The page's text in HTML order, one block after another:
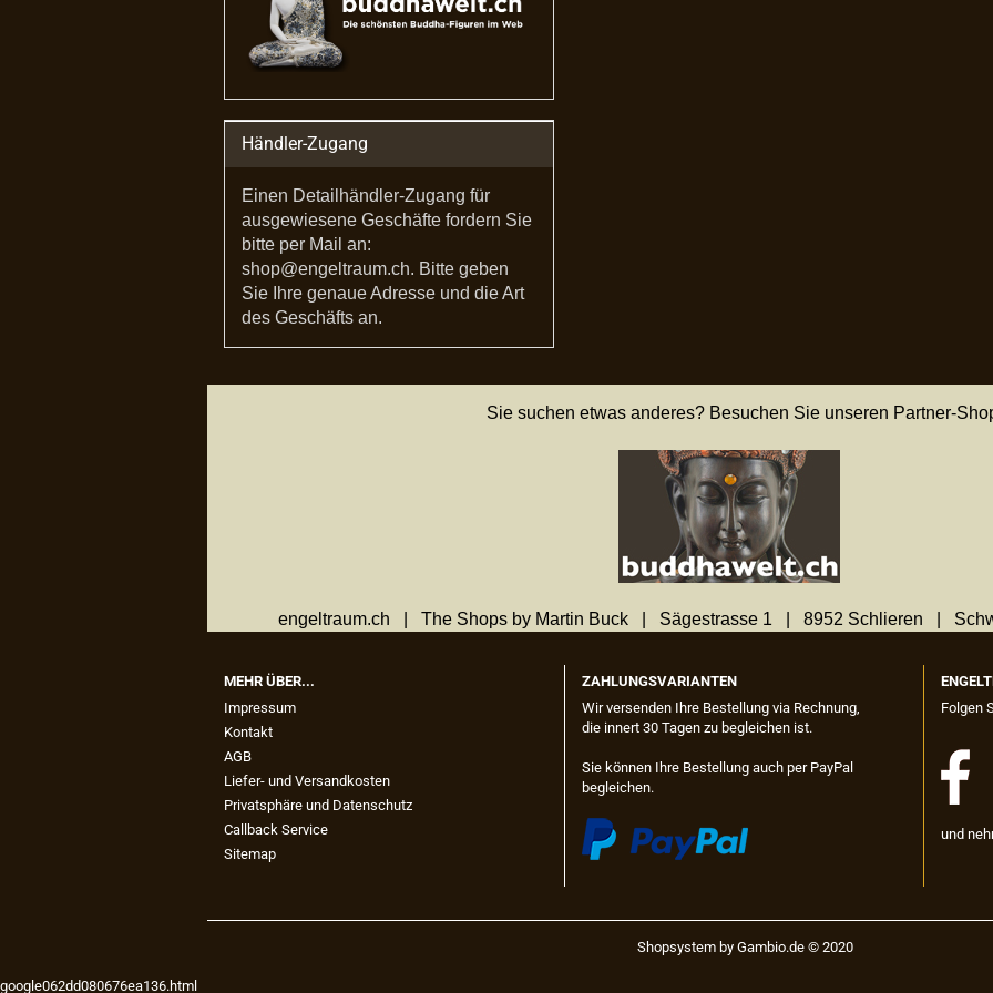
Händler-Zugang
Einen Detailhändler-Zugang für
ausgewiesene Geschäfte fordern Sie
bitte per Mail an:
shop@engeltraum.ch. Bitte geben
Sie Ihre genaue Adresse und die Art
des Geschäfts an.
Sie suchen etwas anderes? Besuchen Sie unseren Partner-
engeltraum.ch | The Shops by Martin Buck | Sägestrasse 1 | 8952 Schlieren |
MEHR ÜBER...
Impressum
Kontakt
AGB
Liefer- und Versandkosten
Privatsphäre und Datenschutz
Callback Service
Sitemap
ZAHLUNGSVARIANTEN
Wir versenden Ihre Bestellung via Rechnung,
die innert 30 Tagen zu begleichen ist.
Sie können Ihre Bestellung auch per PayPal
begleichen.
Folgen
und
Shopsystemby Gambio.de © 2020
google062dd080676ea136.html